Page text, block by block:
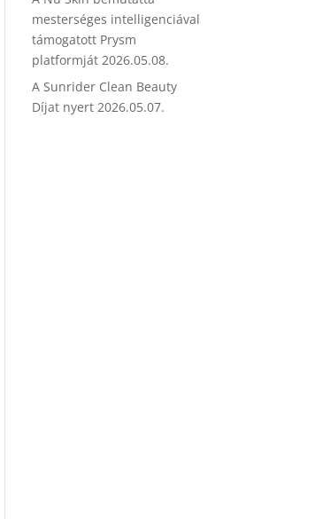
mesterséges intelligenciával
támogatott Prysm
platformját 2026.05.08.
A Sunrider Clean Beauty
Díjat nyert 2026.05.07.